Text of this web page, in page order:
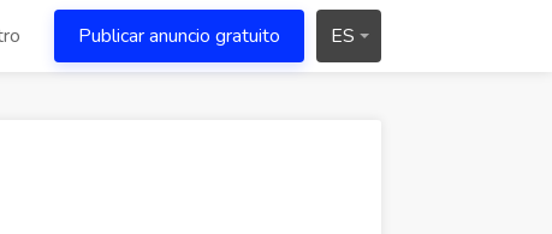
Publicar anuncio gratuito ES